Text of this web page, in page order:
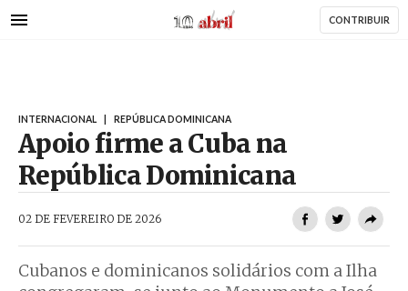
para
AbrilAbril CONTRIBUIR
INTERNACIONAL REPÚBLICA DOMINICANA
Apoio firme a Cuba na
República Dominicana
02 DE FEVEREIRO DE 2026
Cubanos e dominicanos solidários com a Ilha